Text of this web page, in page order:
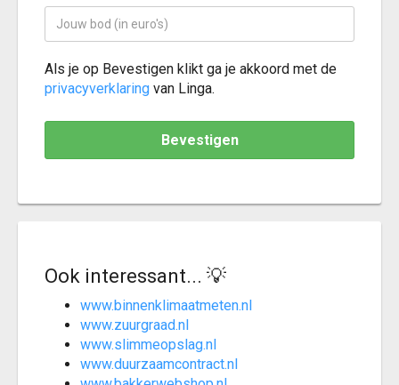
Als je op Bevestigen klikt ga je akkoord met de
privacyverklaring van Linga.
Bevestigen
Ook interessant... 💡
www.binnenklimaatmeten.nl
www.zuurgraad.nl
www.slimmeopslag.nl
www.duurzaamcontract.nl